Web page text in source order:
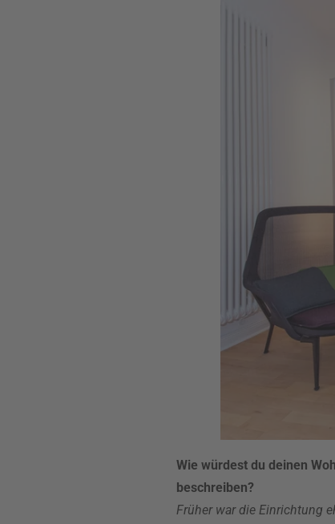
Wie würdest du deinen
beschreiben?
Früher war die Einrichtung